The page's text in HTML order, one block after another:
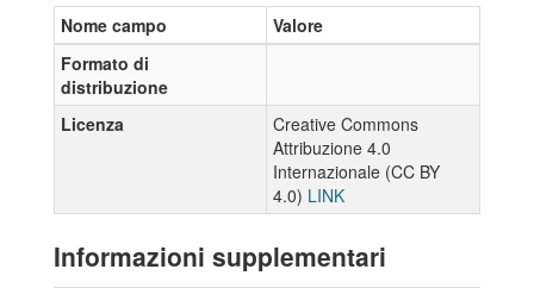
Nome campo
Valore
Formato di
distribuzione
Licenza
Creative Commons
Attribuzione 4.0
Internazionale (CC BY
4.0) LINK
Informazioni supplementari